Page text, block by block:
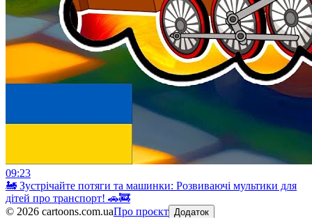
09:23
🚂 Зустрічайте потяги та машинки: Розвиваючі мультики для
дітей про транспорт! 🚗🚒
© 2026 cartoons.com.uaПро проєкт Додаток